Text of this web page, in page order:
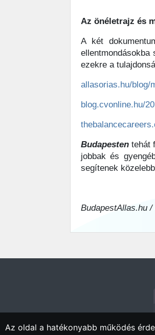
Az önéletrajz és
A két
ellentmondásokba
ezekre a
allasorias.hu/blog/
blog.cvonline.hu/
Budapesten tehát
jobbak és
segítenek
BudapestAllas.hu /
Az oldal a hatékonyabb működés